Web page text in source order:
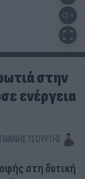
στην
ενέργεια
ΓΙΆΝΝΗΣ ΤΣΟΎΡΤΗΣ
στη δυτική